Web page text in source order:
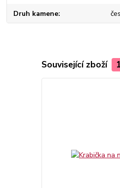
Druh kamene
Související zboží